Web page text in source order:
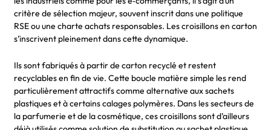
critère de sélection majeur, souvent inscrit dans une politique
RSE ou une charte achats responsables. Les croisillons en carton
s’inscrivent pleinement dans cette dynamique.
Ils sont fabriqués à partir de carton recyclé et restent
recyclables en fin de vie. Cette boucle matière simple les rend
particulièrement attractifs comme alternative aux sachets
plastiques et à certains calages polymères. Dans les secteurs de
la parfumerie et de la cosmétique, ces croisillons sont d’ailleurs